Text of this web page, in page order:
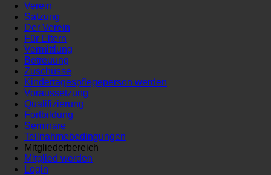
Verein
Satzung
Der Verein
Für Eltern
Vermittlung
Betreuung
Zuschüsse
Kindertagespflegeperson werden
Voraussetzung
Qualifizierung
Fortbildung
Seminare
Teilnahmebedingungen
Mitgliederbereich
Mitglied werden
Login